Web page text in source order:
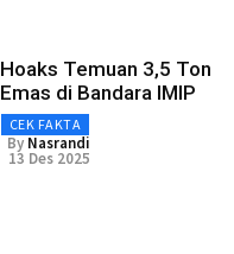
Hoaks Temuan 3,5 Ton
Emas di Bandara IMIP
CEK FAKTA
By Nasrandi
13 Des 2025